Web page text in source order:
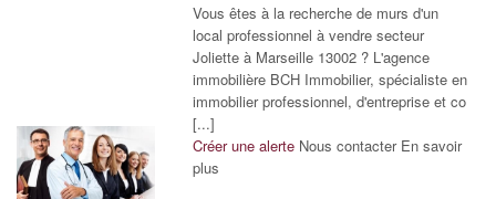
Vous êtes à la recherche de murs d'un
local professionnel à vendre secteur
Joliette à Marseille 13002 ? L'agence
immobilière BCH Immobilier, spécialiste en
immobilier professionnel, d'entreprise et co
[...]
Créer une alerte Nous contacter En savoir
plus